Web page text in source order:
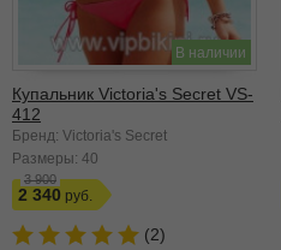
В наличии
Купальник Victoria's Secret VS-
412
Бренд: Victoria's Secret
Размеры: 40
3 900
2 340
(2)